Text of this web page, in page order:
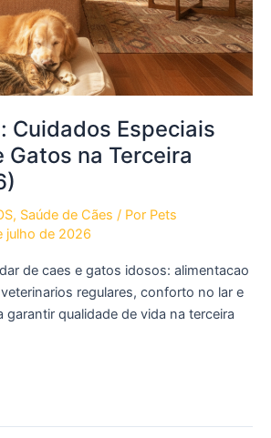
Cuidados Especiais
Gatos na Terceira
, Saúde de Cães / Por Pets
julho de 2026
de caes e gatos idosos: alimentacao
regulares, conforto no lar e
garantir qualidade de vida na terceira